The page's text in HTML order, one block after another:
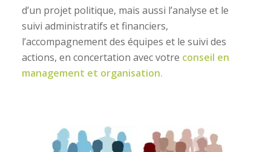
d’un projet politique, mais aussi l’analyse et le
suivi administratifs et financiers,
l’accompagnement des équipes et le suivi des
actions, en concertation avec votre conseil en
management et organisation.